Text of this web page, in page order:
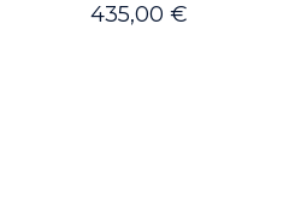
435,00 €